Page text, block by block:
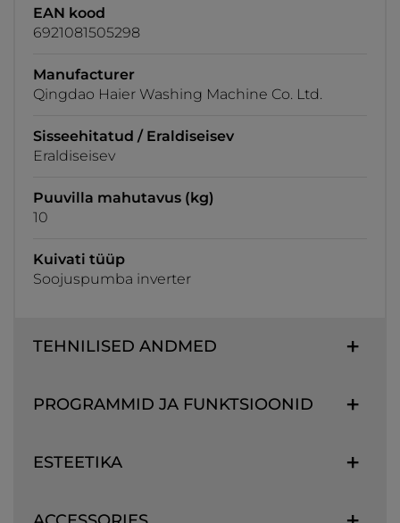
EAN kood
6921081505298
Manufacturer
Qingdao Haier Washing Machine Co. Ltd.
Sisseehitatud / Eraldiseisev
Eraldiseisev
Puuvilla mahutavus (kg)
10
Kuivati tüüp
Soojuspumba inverter
TEHNILISED ANDMED
PROGRAMMID JA FUNKTSIOONID
ESTEETIKA